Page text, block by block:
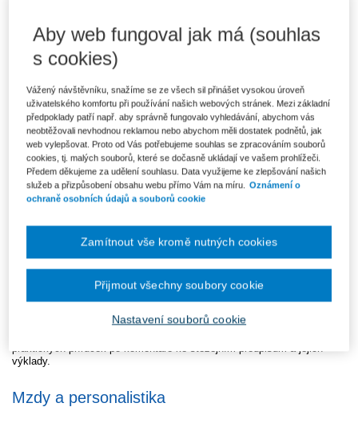
Rodinné listy, Právo a rodina, Veřejné zakázky a etablovaná judikaturní
periodika – Soudní judikatura, Sbírka rozhodnutí Nejvyššího správního
soudu, Judikatura Evropského soudní dvora a Judikatura Evropského
soudu pro lidská práva.
Daně
Pro segment Daně nabízíme rozsáhlou paletu služeb, nástrojů i titulů.
Online nástroje zde zastupuje aplikace
DAUČ | Expert na daně a účetnictví, která zahrnuje odbornou poradnu,
články, komentáře, výklady, tabulky i praktické nástroje (chytré vzory a
navigátory), to vše provázané přímo na daňové a účetní předpisy
předpisy. Nabídku tištěných periodik představuje renomovaný
nabídku uzavírají knižní tituly s daňovou problematikou.
Účetnictví
praktických příruček po komentáře ke stěžejním předpisům a jejich
výklady.
Mzdy a personalistika
Aby web fungoval jak má (souhlas
s cookies)
Vážený návštěvníku, snažíme se ze všech sil přinášet vysokou úroveň
uživatelského komfortu při používání našich webových stránek. Mezi základní
předpoklady patří např. aby správně fungovalo vyhledávání, abychom vás
neobtěžovali nevhodnou reklamou nebo abychom měli dostatek podnětů, jak
web vylepšovat. Proto od Vás potřebujeme souhlas se zpracováním souborů
cookies, tj. malých souborů, které se dočasně ukládají ve vašem prohlížeči.
Předem děkujeme za udělení souhlasu. Data využijeme ke zlepšování našich
služeb a přizpůsobení obsahu webu přímo Vám na míru. Oznámení o
ochraně osobních údajů a souborů cookie
Nastavení souborů cookie
Zamítnout vše kromě nutných cookies
Přijmout všechny soubory cookie